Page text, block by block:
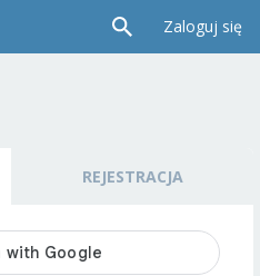
Zaloguj się
REJESTRACJA